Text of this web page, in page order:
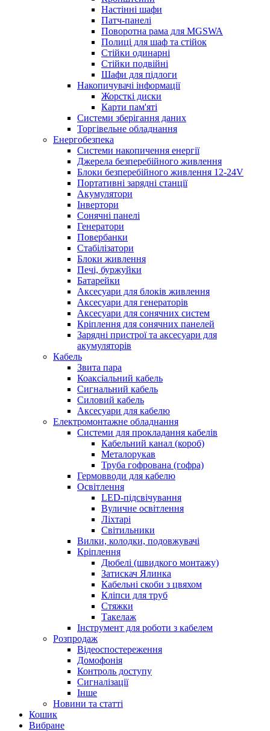
Настінні шафи
Патч-панелі
Поворотна рама для MGSWA
Полиці для шаф та стійок
Стійки одинарні
Стійки подвійні
Шафи для підлоги
Накопичувачі інформації
Жорсткі диски
Карти пам'яті
Системи зберігання даних
Торгівельне обладнання
Енергобезпека
Системи накопичення енергії
Джерела безперебійного живлення
Блоки безперебійного живлення 12-24V
Портативні зарядні станції
Акумулятори
Інвертори
Сонячні панелі
Генератори
Повербанки
Стабілізатори
Блоки живлення
Печі, буржуйки
Батарейки
Аксесуари для блоків живлення
Аксесуари для генераторів
Аксесуари для сонячних систем
Кріплення для сонячних панелей
Зарядні пристрої та аксесуари для
акумуляторів
Кабель
Звита пара
Коаксіальний кабель
Сигнальний кабель
Силовий кабель
Аксесуари для кабелю
Електромонтажне обладнання
Системи для прокладання кабелів
Кабельний канал (короб)
Металорукав
Труба гофрована (гофра)
Гермовводи для кабелю
Освітлення
LED-підсвічування
Вуличне освітлення
Ліхтарі
Світильники
Вилки, колодки, подовжувачі
Кріплення
Дюбелі (швидкого монтажу)
Затискач Ялинка
Кабельні скоби з цвяхом
Кліпси для труб
Стяжки
Такелаж
Інструмент для роботи з кабелем
Розпродаж
Відеоспостереження
Домофонія
Контроль доступу
Сигналізації
Інше
Новини та статті
Кошик
Вибране